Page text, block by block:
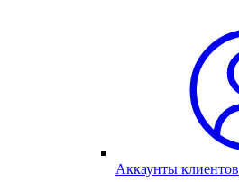
Аккаунты клиентов